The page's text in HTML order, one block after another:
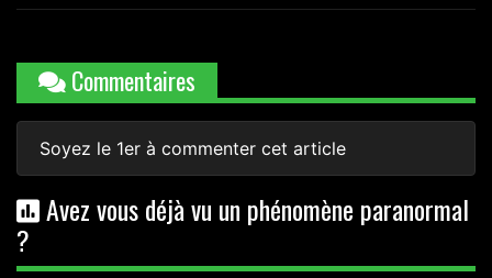
Commentaires
Soyez le 1er à commenter cet article
Avez vous déjà vu un phénomène paranormal
?